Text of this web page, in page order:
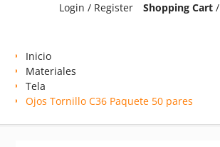
Login / Register
Shopping Cart/
Inicio
Materiales
Tela
Ojos Tornillo C36 Paquete 50 pares